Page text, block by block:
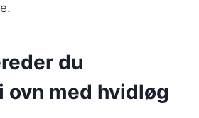
du
ovn med hvidløg